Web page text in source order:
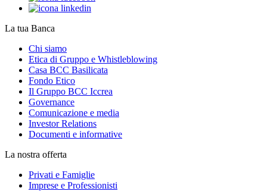
La tua Banca
Chi siamo
Etica di Gruppo e Whistleblowing
Casa BCC Basilicata
Fondo Etico
Il Gruppo BCC Iccrea
Governance
Comunicazione e media
Investor Relations
Documenti e informative
La nostra offerta
Privati e Famiglie
Imprese e Professionisti